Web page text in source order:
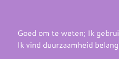
Goed om te weten; Ik
Ik vind duurzaamheid